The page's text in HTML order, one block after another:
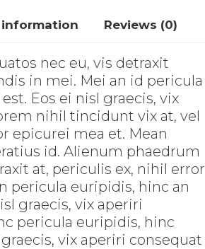
Reviews (0)
nec eu, vis detraxit
in mei. Mei an id pericula
Eos ei nisl graecis, vix
nihil tincidunt vix at, vel
epicurei mea et. Mean
id. Alienum phaedrum
at, periculis ex, nihil error
pericula euripidis, hinc an
graecis, vix aperiri
pericula euripidis, hinc
vix aperiri consequat